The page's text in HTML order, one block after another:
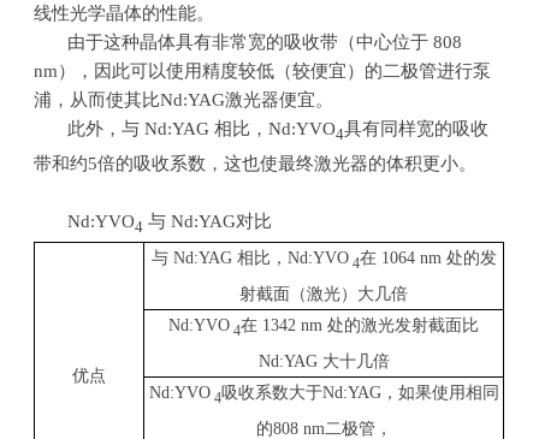
线性光学晶体的性能。
由于这种晶体具有非常宽的吸收带（中心位于 808
nm），因此可以使用精度较低（较便宜）的二极管进行泵
浦，从而使其比Nd:YAG激光器便宜。
此外，与 Nd:YAG相比，Nd:YVO4具有同样宽的吸收
带和约5倍的吸收系数，这也使最终激光器的体积更小。
Nd:YVO4 与 Nd:YAG对比
优点
与Nd:YAG 相比， Nd:YVO4在1064 nm 处的发
射截面（激光）大几倍
Nd:YVO 4在 1342 nm处的激光发射截面比
Nd:YAG 大十几倍
Nd:YVO4吸收系数大于Nd:YAG，如果使用相同
的808 nm 二极管，